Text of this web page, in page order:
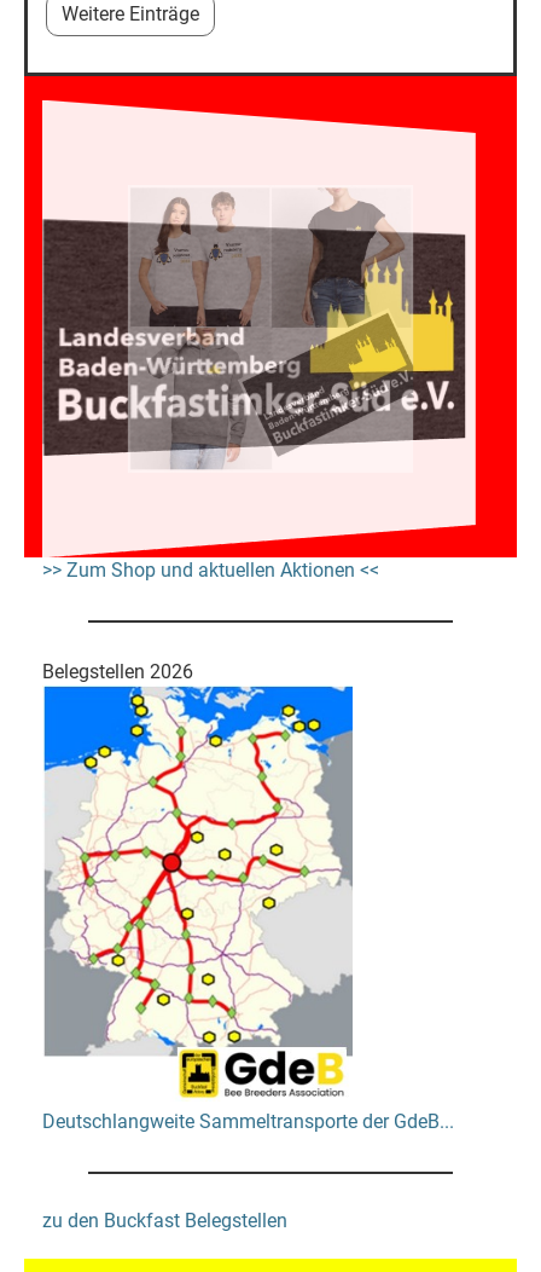
Weitere Einträge
>> Zum Shop und aktuellen Aktionen <<
Belegstellen 2026
Deutschlangweite Sammeltransporte der GdeB...
zu den Buckfast Belegstellen